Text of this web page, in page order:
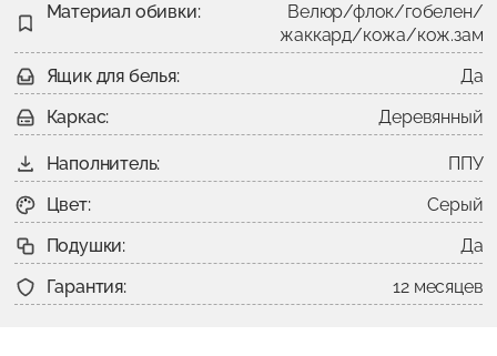
Материал обивки:
Велюр/флок/гобелен/
жаккард/кожа/кож.зам
Ящик для белья:
Да
Каркас:
Деревянный
Наполнитель:
ППУ
Цвет:
Серый
Подушки:
Да
Гарантия:
12 месяцев